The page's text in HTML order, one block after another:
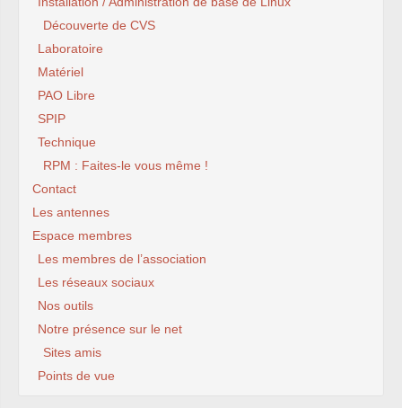
Découverte de CVS
Laboratoire
Matériel
PAO Libre
SPIP
Technique
RPM : Faites-le vous même !
Contact
Les antennes
Espace membres
Les membres de l’association
Les réseaux sociaux
Nos outils
Notre présence sur le net
Sites amis
Points de vue